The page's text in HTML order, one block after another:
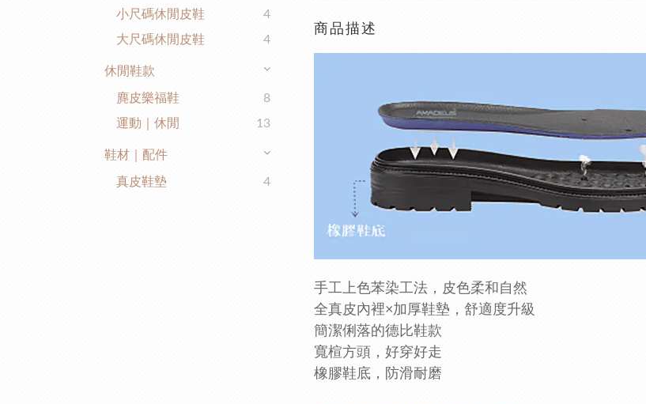
小尺碼休閒皮鞋
4
大尺碼休閒皮鞋
4
休閒鞋款
麂皮樂福鞋
8
運動｜休閒
13
鞋材｜配件
真皮鞋墊 4
商品描述
手工上色苯染工法，皮色柔和自然
全真皮內裡×加厚鞋墊，舒適度升級
簡潔俐落的德比鞋款
寬楦方頭，好穿好走
橡膠鞋底，防滑耐磨